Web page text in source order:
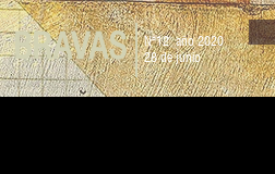
BRAVAS
N°12 año 2020
28 de junio